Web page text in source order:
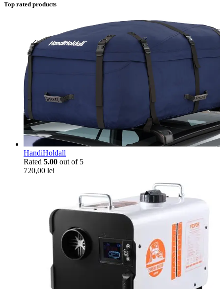
Top rated products
HandiHoldall
Rated 5.00 out of 5
720,00 lei